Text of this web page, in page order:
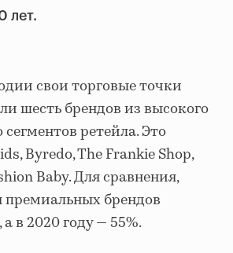
лет.
свои торговые точки
шесть брендов из высокого
ретейла. Это
Byredo, The Frankie Shop,
Baby. Для сравнения,
премиальных брендов
а в 2020 году — 55%.